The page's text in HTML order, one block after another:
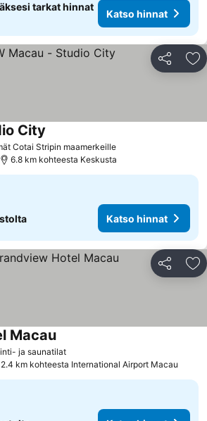
tarkat hinnat
Katso hinnat
Jaa
Cotai Stripin maamerkeille
City
6.8 km kohteesta Keskusta
Katso hinnat
Jaa
ja saunatilat
Macau
2.4 km kohteesta International Airport Macau